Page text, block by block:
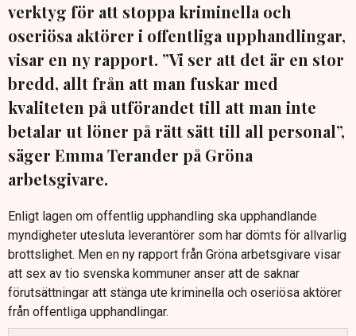
verktyg för att stoppa kriminella och
oseriösa aktörer i offentliga upphandlingar,
visar en ny rapport. ”Vi ser att det är en stor
bredd, allt från att man fuskar med
kvaliteten på utförandet till att man inte
betalar ut löner på rätt sätt till all personal”,
säger Emma Terander på Gröna
arbetsgivare.
Enligt lagen om offentlig upphandling ska upphandlande
myndigheter utesluta leverantörer som har dömts för allvarlig
brottslighet. Men en ny rapport från Gröna arbetsgivare visar
att sex av tio svenska kommuner anser att de saknar
förutsättningar att stänga ute kriminella och oseriösa aktörer
från offentliga upphandlingar.